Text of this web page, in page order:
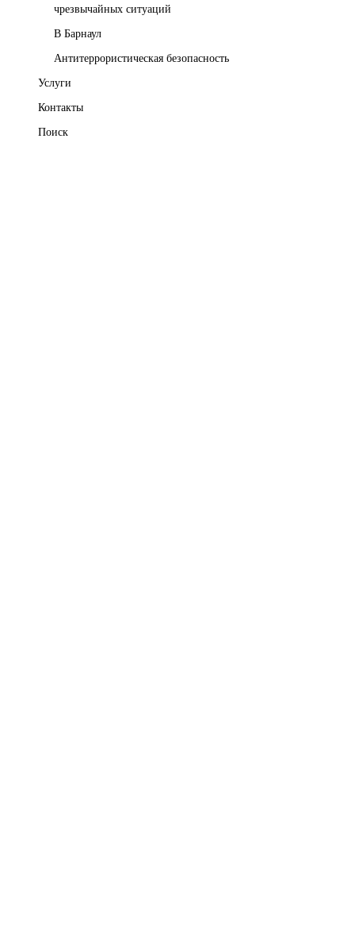
чрезвычайных ситуаций
В Барнаул
Антитеррористическая безопасность
Услуги
Контакты
Поиск